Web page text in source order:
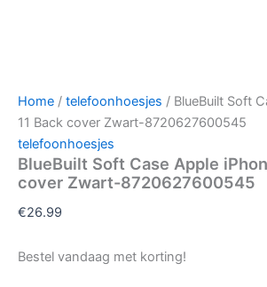
Home / telefoonhoesjes / BlueBuilt Soft
11 Back cover Zwart-8720627600545
telefoonhoesjes
BlueBuilt Soft Case Apple
cover Zwart-8720627600545
€26.99
Bestel vandaag met korting!